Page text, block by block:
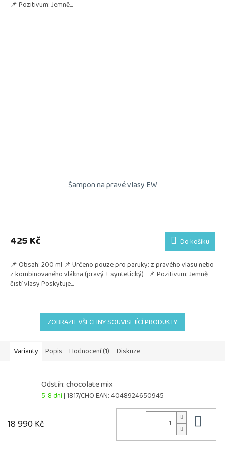
📌 Pozitivum: Jemně...
Šampon na pravé vlasy EW
425 Kč Do košíku
📌 Obsah: 200 ml 📌 Určeno pouze pro paruky: z pravého vlasu nebo
z kombinovaného vlákna (pravý + syntetický) 📌 Pozitivum: Jemně
čistí vlasy Poskytuje...
ZOBRAZIT VŠECHNY SOUVISEJÍCÍ PRODUKTY
Varianty Popis Hodnocení (1) Diskuze
Odstín: chocolate mix
5-8 dní| 1817/CHOEAN:4048924650945
18 990 Kč